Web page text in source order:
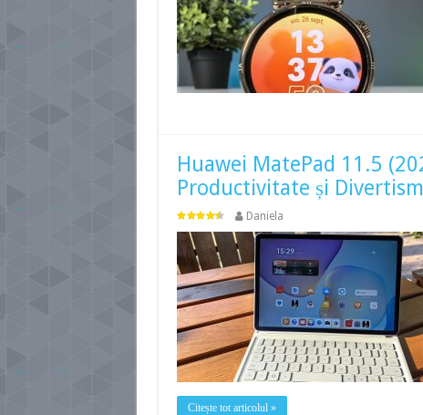
Huawei MatePad 11.5
Productivitate și
Daniela
Citește tot articolul »